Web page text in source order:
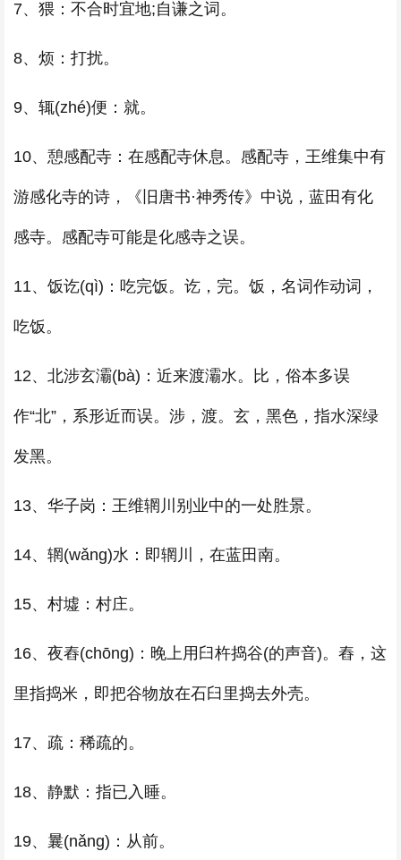
7、猥：不合时宜地;自谦之词。
8、烦：打扰。
9、辄(zhé)便：就。
10、憩感配寺：在感配寺休息。感配寺，王维集中有
游感化寺的诗，《旧唐书·神秀传》中说，蓝田有化
感寺。感配寺可能是化感寺之误。
11、饭讫(qì)：吃完饭。讫，完。饭，名词作动词，
吃饭。
12、北涉玄灞(bà)：近来渡灞水。比，俗本多误
作“北”，系形近而误。涉，渡。玄，黑色，指水深绿
发黑。
13、华子岗：王维辋川别业中的一处胜景。
14、辋(wǎng)水：即辋川，在蓝田南。
15、村墟：村庄。
16、夜舂(chōng)：晚上用臼杵捣谷(的声音)。舂，这
里指捣米，即把谷物放在石臼里捣去外壳。
17、疏：稀疏的。
18、静默：指已入睡。
19、曩(nǎng)：从前。